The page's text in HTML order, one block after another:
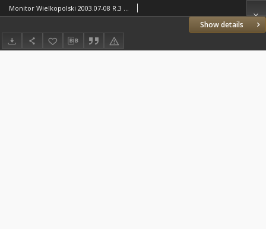
Show details
Monitor Wielkopolski 2003.07-08 R.3 Nr7-8(29-30)